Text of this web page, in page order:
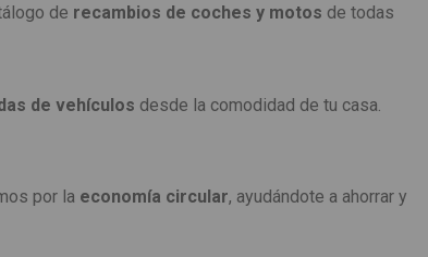
de recambios de coches y motos de todas
de vehículos desde la comodidad de tu casa.
por la economía circular, ayudándote a ahorrar y